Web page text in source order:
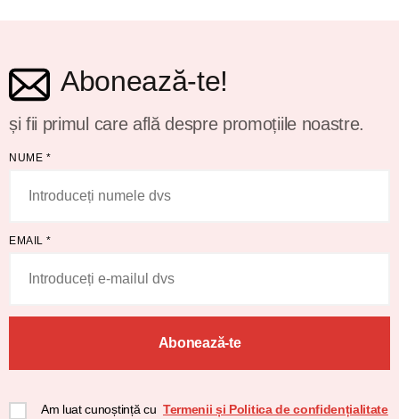
Abonează-te!
și fii primul care află despre promoțiile noastre.
NUME *
EMAIL *
Abonează-te
Am luat cunoștință cu Termenii și Politica de confidențialitate